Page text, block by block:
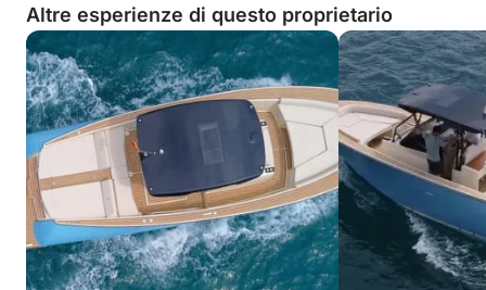
Altre esperienze di questo proprietario